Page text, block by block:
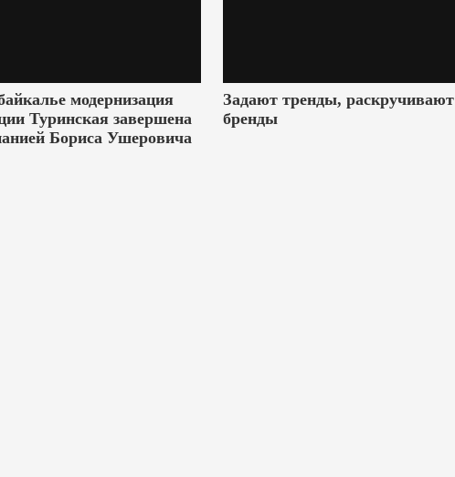
модернизация
Туринская завершена
Бориса Ушеровича
Задают тренды, раскручивают
бренды